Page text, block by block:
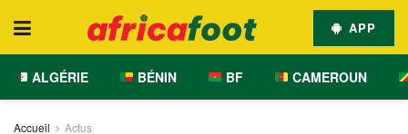
APP
ALGÉRIE BÉNIN BF CAMEROUN
Accueil Actus